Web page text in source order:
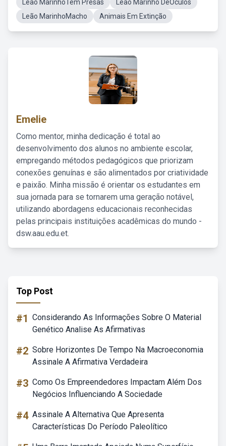
Leao MarinhoTem Presas
Leao Marinho DeÓculos
Leão MarinhoMacho
Animais Em Extinção
Emelie
Como mentor, minha dedicação é total ao
desenvolvimento dos alunos no ambiente escolar,
empregando métodos pedagógicos que priorizam
conexões genuínas e são alimentados por criatividade
e paixão. Minha missão é orientar os estudantes em
sua jornada para se tornarem uma geração notável,
utilizando abordagens educacionais reconhecidas
pelas principais instituições acadêmicas do mundo -
dsw.aau.edu.et.
Top Post
#1 Considerando As Informações Sobre O Material
Genético Analise As Afirmativas
#2 Sobre Horizontes De Tempo Na Macroeconomia
Assinale A Afirmativa Verdadeira
#3 Como Os Empreendedores Impactam Além Dos
Negócios Influenciando A Sociedade
#4 Assinale A Alternativa Que Apresenta
Características Do Período Paleolítico